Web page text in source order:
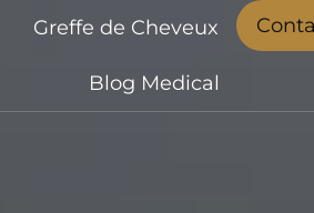
Greffe de Cheveux
Blog Medical